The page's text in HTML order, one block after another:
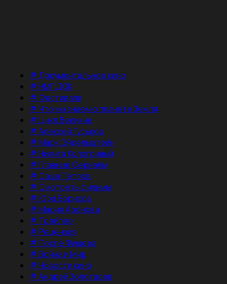
#Документальное кино
#НМГ ДОК
#Фестивали
#Что мы знаем о планете Земля
#Цикл Великие
#Алексей Гуськов
#Марк Эйдельштейн
#Никита Кологривый
#Главные Сериалы
#Саша Петров
#Смотреть фильмы
#Юра Борисов
#Мария Аронова
# Трейлер
#Рецензия
#После Фишера
#Война и Мир
#Новости кино
#Андрей Золотарев